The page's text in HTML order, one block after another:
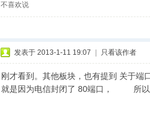
不喜欢说
发表于 2013-1-11 19:07 只看该作者
刚才看到。其他板块，也有提到 关于端
就是因为电信封闭了 80端口， 所以